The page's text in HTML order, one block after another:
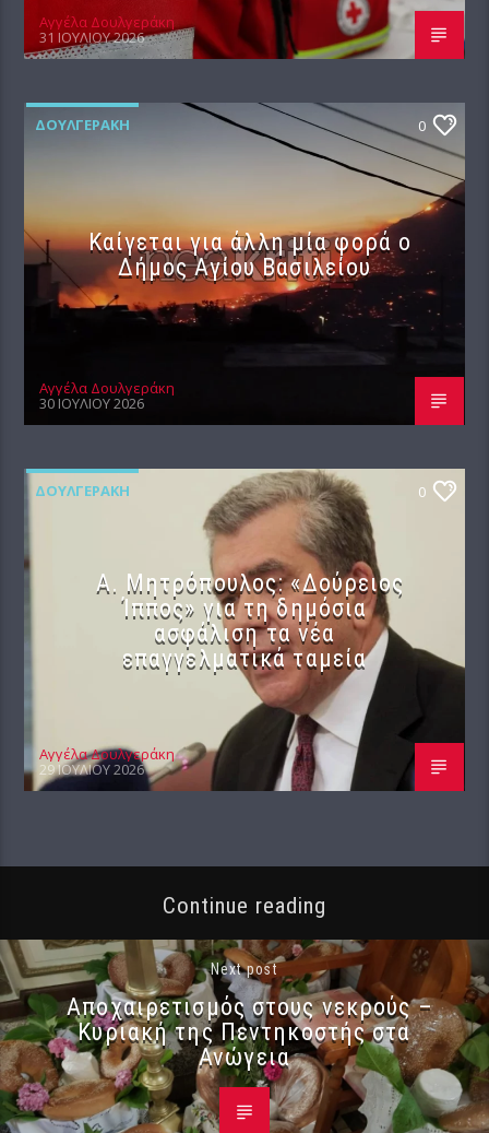
Αγγέλα Δουλγεράκη
31 ΙΟΥΛΊΟΥ 2026
ΔΟΥΛΓΕΡΆΚΗ 0
Καίγεται για άλλη μία φορά ο
Δήμος Αγίου Βασιλείου
Αγγέλα Δουλγεράκη
30 ΙΟΥΛΊΟΥ 2026
ΔΟΥΛΓΕΡΆΚΗ 0
Α. Μητρόπουλος: «Δούρειος
Ίππος» για τη δημόσια
ασφάλιση τα νέα
επαγγελματικά ταμεία
Αγγέλα Δουλγεράκη
29 ΙΟΥΛΊΟΥ 2026
Continue reading
Next post
Αποχαιρετισμός στους νεκρούς –
Κυριακή της Πεντηκοστής στα
Ανώγεια